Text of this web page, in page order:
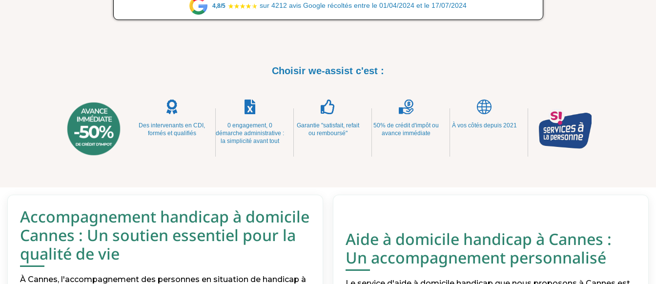
4,8/5 sur 4212 avis Google récoltés entre le 01/04/2024 et le 17/07/2024
Choisir we-assist c'est :
Des intervenants en CDI,
formés et qualifiés
0 engagement, 0
démarche administrative :
la simplicité avant tout
Garantie "satisfait, refait
ou remboursé"
50% de crédit d'impôt ou
avance immédiate
À vos côtés depuis 2021
Accompagnement handicap à domicile
Cannes : Un soutien essentiel pour la
qualité de vie
À Cannes, l'accompagnement des personnes en situation de handicap à
Aide à domicile handicap à Cannes :
Un accompagnement personnalisé